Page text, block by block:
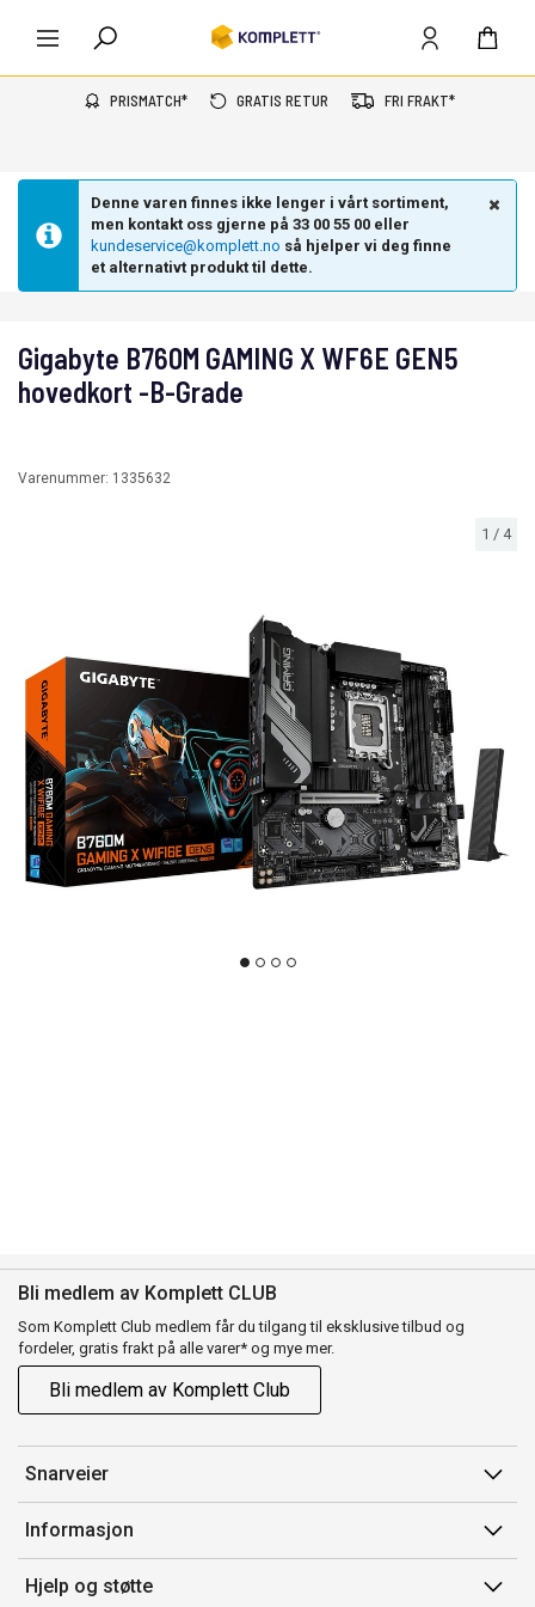
PRISMATCH* GRATIS RETUR FRI FRAKT*
Denne varen finnes ikke lenger i vårt sortiment,
men kontakt oss gjerne på 33 00 55 00 eller
kundeservice@komplett.no så hjelper vi deg finne
et alternativt produkt til dette.
1 / 4
Gigabyte B760M GAMING X WF6E GEN5
hovedkort -B-Grade
Varenummer: 1335632
Bli medlem av Komplett CLUB
Som Komplett Club medlem får du tilgang til eksklusive tilbud og
fordeler, gratis frakt på alle varer* og mye mer.
Bli medlem av Komplett Club
Snarveier
Min side
Ordreoversikt
Flex
Informasjon
Salgsbetingelser
Hjelp og støtte